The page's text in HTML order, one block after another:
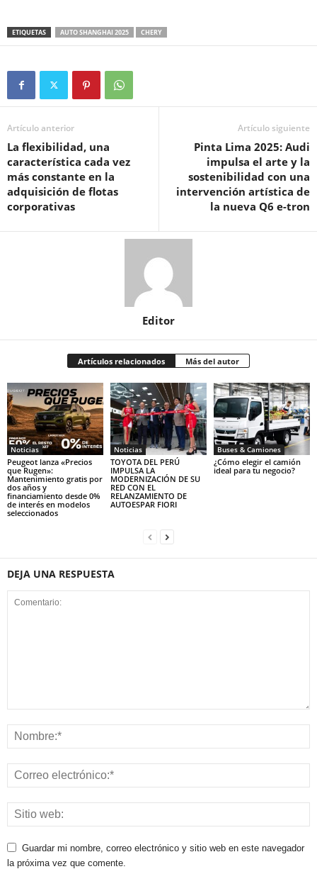
ETIQUETAS AUTO SHANGHAI 2025 CHERY
Artículo anterior
La flexibilidad, una
característica cada vez
más constante en la
adquisición de flotas
corporativas
Artículo siguiente
Pinta Lima 2025: Audi
impulsa el arte y la
sostenibilidad con una
intervención artística de
la nueva Q6 e-tron
Editor
Artículos relacionados Más del autor
Noticias
Peugeot lanza «Precios
que Rugen»:
Mantenimiento gratis por
dos años y
financiamiento desde 0%
de interés en modelos
seleccionados
Noticias
TOYOTA DEL PERÚ
IMPULSA LA
MODERNIZACIÓN DE SU
RED CON EL
RELANZAMIENTO DE
AUTOESPAR FIORI
Buses & Camiones
¿Cómo elegir el camión
ideal para tu negocio?
DEJA UNA RESPUESTA
Guardar mi nombre, correo electrónico y sitio web en este navegador
la próxima vez que comente.